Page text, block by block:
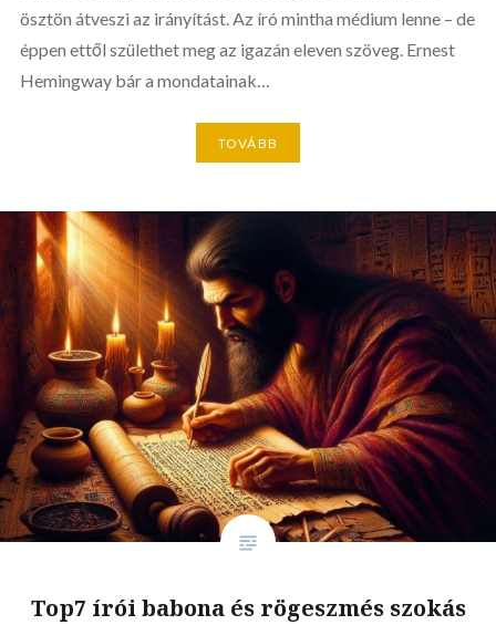
ösztön átveszi az irányítást. Az író mintha médium lenne – de
éppen ettől születhet meg az igazán eleven szöveg. Ernest
Hemingway bár a mondatainak…
TOVÁBB
Top7 írói babona és rögeszmés szokás